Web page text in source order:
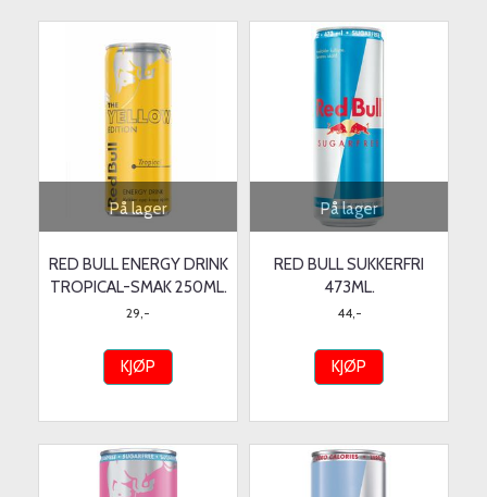
På lager
RED BULL ENERGY DRINK
TROPICAL-SMAK 250ML.
29,-
KJØP
På lager
RED BULL SUKKERFRI
473ML.
44,-
KJØP